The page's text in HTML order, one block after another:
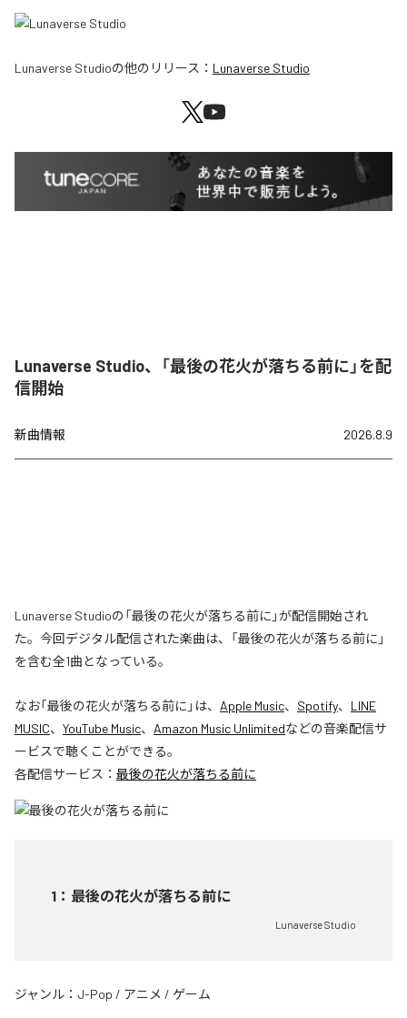
Lunaverse Studioの他のリリース： Lunaverse Studio
Lunaverse Studio、「最後の花火が落ちる前に」を配
信開始
新曲情報 2026.8.9
Lunaverse Studioの「最後の花火が落ちる前に」が配信開始され
た。今回デジタル配信された楽曲は、「最後の花火が落ちる前に」
を含む全1曲となっている。
なお「最後の花火が落ちる前に 」は、 Apple Music、 Spotify、 LINE
MUSIC、 YouTube Music、 Amazon Music Unlimitedなどの音楽配信サ
ービスで聴くことができる。
各配信サービス： 最後の花火が落ちる前に
1 ： 最後の花火が落ちる前に
Lunaverse Studio
ジャンル： J-Pop / アニメ / ゲーム